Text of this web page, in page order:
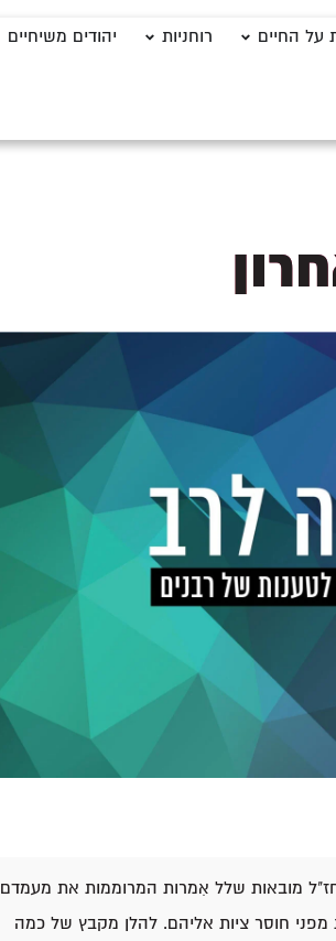
על החיים רוחניות יהודים משיחיים
מובאות שלל אִמרות המרוממות את מעמדם
מפני חוסר ציות אליהם. להלן מקבץ של כמה